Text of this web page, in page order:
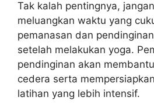
Tak kalah pentingnya,
meluangkan waktu yang
pemanasan dan
setelah melakukan yoga.
pendinginan akan
cedera serta
latihan yang lebih intensif.